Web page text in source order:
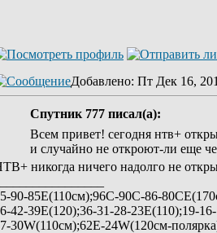
Добавлено: Пт Дек 16,
Спутник 777 писал(а):
Всем привет! сегодня нтв+
и случайно не откроют-ли еще
никогда ничего надолго не
90-85Е(110см);96C-90C-86-
42-39E(120);36-31-28-23E(110);19-
30W(110см);62E-24W(120см-